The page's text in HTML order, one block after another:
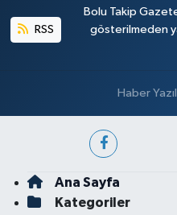
RSS
Bolu Takip
gösterilmeden
Haber
Ana Sayfa
Kategoriler